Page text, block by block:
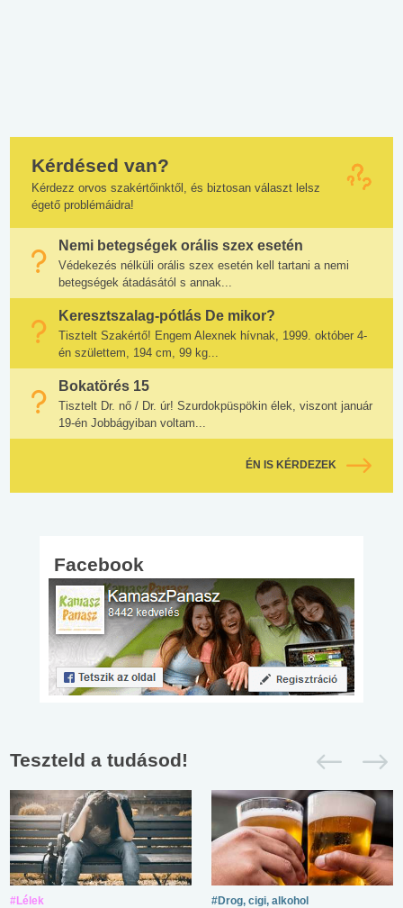
Kérdésed van?
Kérdezz orvos szakértőinktől, és biztosan választ lelsz
égető problémáidra!
Nemi betegségek orális szex esetén
Védekezés nélküli orális szex esetén kell tartani a nemi
betegségek átadásától s annak...
Keresztszalag-pótlás De mikor?
Tisztelt Szakértő! Engem Alexnek hívnak, 1999. október 4-
én születtem, 194 cm, 99 kg...
Bokatörés 15
Tisztelt Dr. nő / Dr. úr! Szurdokpüspökin élek, viszont január
19-én Jobbágyiban voltam...
ÉN IS KÉRDEZEK
Facebook
Teszteld a tudásod!
#Lélek #Drog, cigi, alkohol